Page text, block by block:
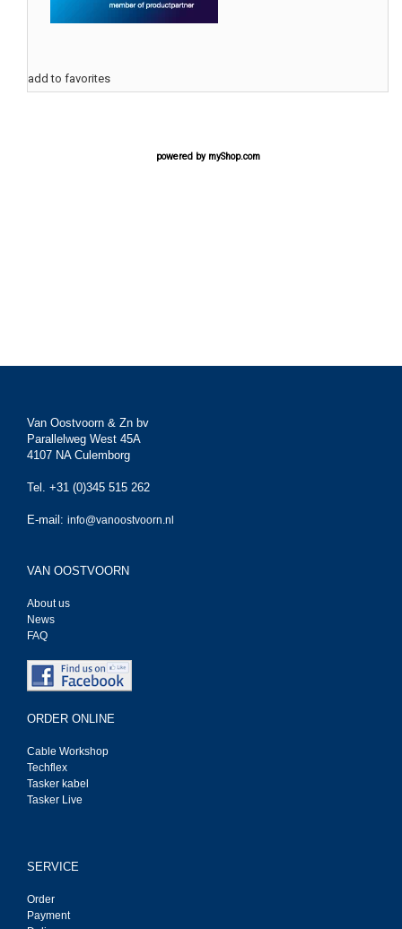
add to favorites
powered by myShop.com
Van Oostvoorn & Zn bv
Parallelweg West 45A
4107 NA Culemborg
Tel. +31 (0)345 515 262
E-mail: info@vanoostvoorn.nl
VAN OOSTVOORN
About us
News
FAQ
ORDER ONLINE
Cable Workshop
Techflex
Tasker kabel
Tasker Live
SERVICE
Order
Payment